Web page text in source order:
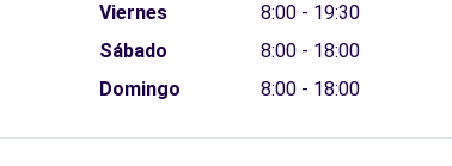
Viernes
8:00 - 19:30
Sábado
8:00 - 18:00
Domingo
8:00 - 18:00